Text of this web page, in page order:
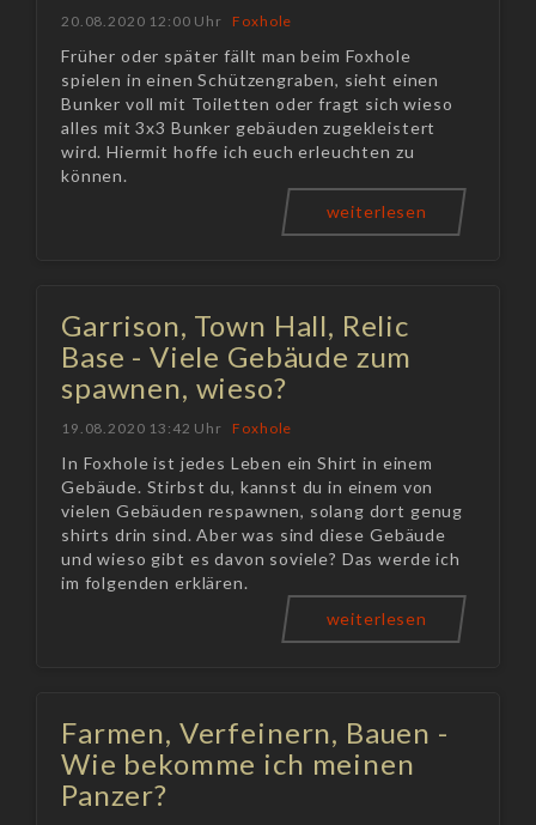
20.08.2020 12:00 Uhr Foxhole
Früher oder später fällt man beim Foxhole
spielen in einen Schützengraben, sieht einen
Bunker voll mit Toiletten oder fragt sich wieso
alles mit 3x3 Bunker gebäuden zugekleistert
wird. Hiermit hoffe ich euch erleuchten zu
können.
weiterlesen
Garrison, Town Hall, Relic
Base - Viele Gebäude zum
spawnen, wieso?
19.08.2020 13:42 Uhr Foxhole
In Foxhole ist jedes Leben ein Shirt in einem
Gebäude. Stirbst du, kannst du in einem von
vielen Gebäuden respawnen, solang dort genug
shirts drin sind. Aber was sind diese Gebäude
und wieso gibt es davon soviele? Das werde ich
im folgenden erklären.
weiterlesen
Farmen, Verfeinern, Bauen -
Wie bekomme ich meinen
Panzer?